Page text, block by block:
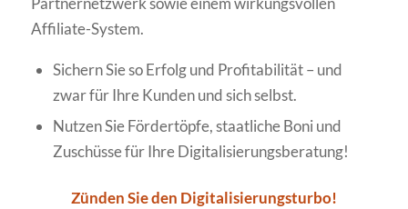
Affiliate-System.
Sichern Sie so Erfolg und Profitabilität – und
zwar für Ihre Kunden und sich selbst.
Nutzen Sie Fördertöpfe, staatliche Boni und
Zuschüsse für Ihre Digitalisierungsberatung!
Zünden Sie den Digitalisierungsturbo!